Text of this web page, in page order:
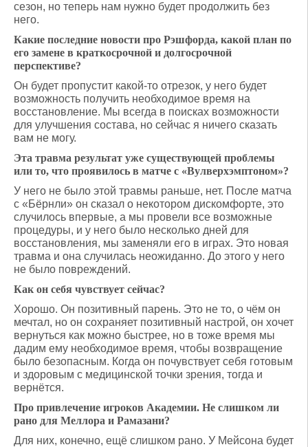
сезон, но теперь нам нужно будет продолжить без
него.
Какие последние новости про Рэшфорда, какой план по
его замене в краткосрочной и долгосрочной
перспективе?
Он будет пропустит какой-то отрезок, у него будет
возможность получить необходимое время на
восстановление. Мы всегда в поисках возможности
для улучшения состава, но сейчас я ничего сказать
вам не могу.
Эта травма результат уже существующей проблемы
или то, что проявилось в матче с «Вулверхэмптоном»?
У него не было этой травмы раньше, нет. После матча
с «Бёрнли» он сказал о некотором дискомфорте, это
случилось впервые, а мы провели все возможные
процедуры, и у него было несколько дней для
восстановления, мы заменяли его в играх. Это новая
травма и она случилась неожиданно. До этого у него
не было повреждений.
Как он себя чувствует сейчас?
Хорошо. Он позитивный парень. Это не то, о чём он
мечтал, но он сохраняет позитивный настрой, он хочет
вернуться как можно быстрее, но в тоже время мы
дадим ему необходимое время, чтобы возвращение
было безопасным. Когда он почувствует себя готовым
и здоровым с медицинской точки зрения, тогда и
вернётся.
Про привлечение игроков Академии. Не слишком ли
рано для Меллора и Рамазани?
Для них, конечно, ещё слишком рано. У Мейсона будет